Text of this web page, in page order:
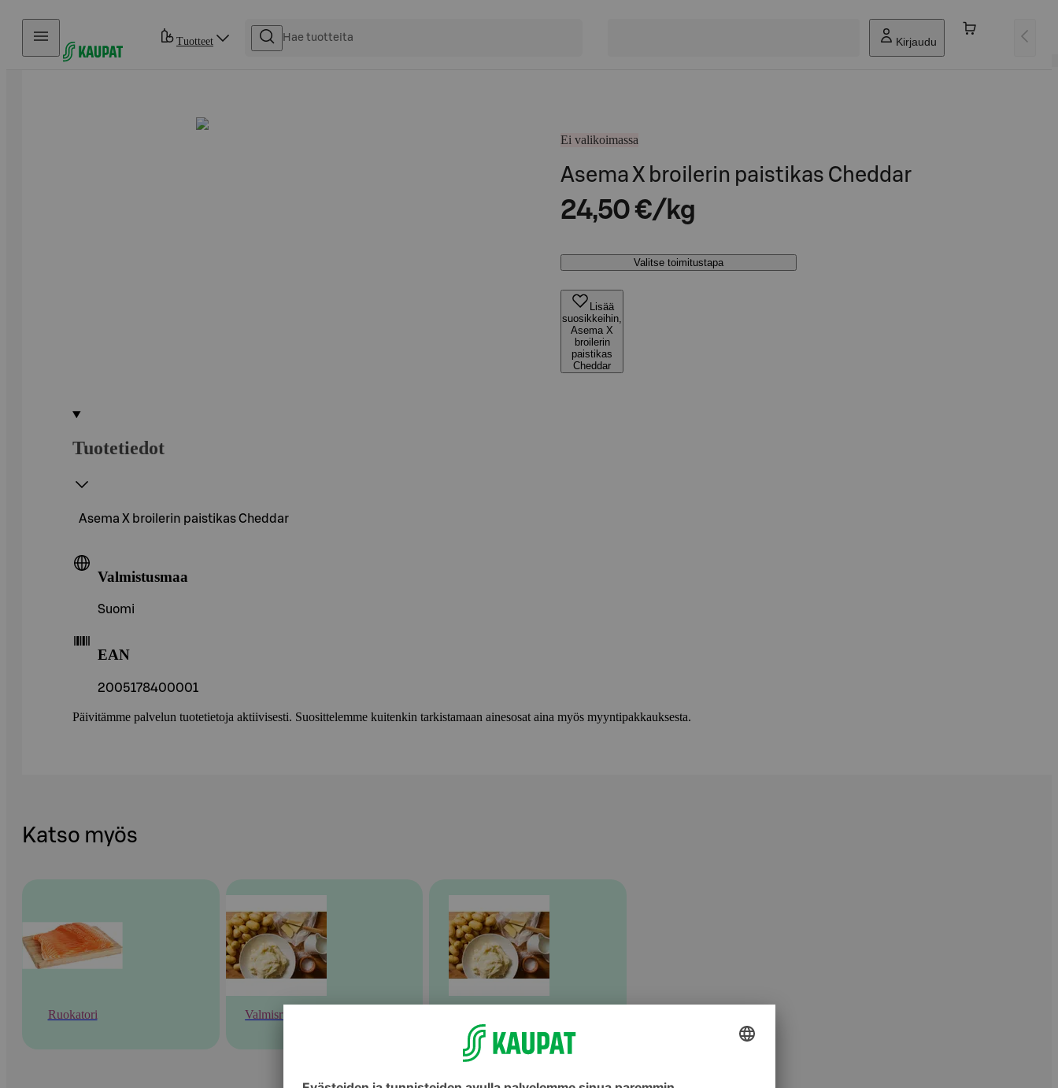
Hyppää sisältöön
Tuotteet Kirjaudu
Ei valikoimassa
Asema X broilerin paistikas Cheddar
24,50 €/kg
Valitse toimitustapa
Lisää
suosikkeihin,
Asema X
broilerin
paistikas
Cheddar
Tuotetiedot
Asema X broilerin paistikas Cheddar
Valmistusmaa
Suomi
EAN
2005178400001
Päivitämme palvelun tuotetietoja aktiivisesti. Suosittelemme kuitenkin tarkistamaan ainesosat aina myös myyntipakkauksesta.
Katso myös
Ruokatori Valmisruoka